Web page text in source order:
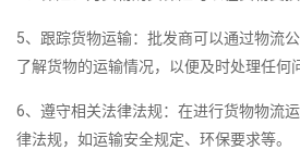
5、跟踪货物运输：批发商可以通过物流
了解货物的运输情况，以便及时处理任何
6、遵守相关法律法规：在进行货物物流
律法规，如运输安全规定、环保要求等。